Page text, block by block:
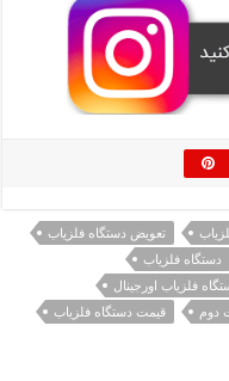
تعویض دستگاه فلزیاب
دستگاه فلزیاب
فلزیاب اورجینال
دوم
قیمت دستگاه فلزیاب